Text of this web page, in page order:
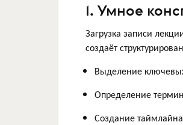
1. Умное
Загрузка записи
создаёт
Выделение
Определение
Создание